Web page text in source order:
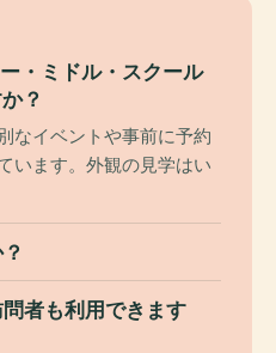
・ミドル・スクール
？
なイベントや事前に予約
います。外観の見学はい
者も利用できます